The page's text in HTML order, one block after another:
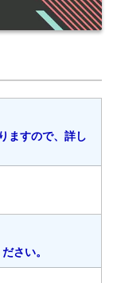
ますので、詳し
さい。